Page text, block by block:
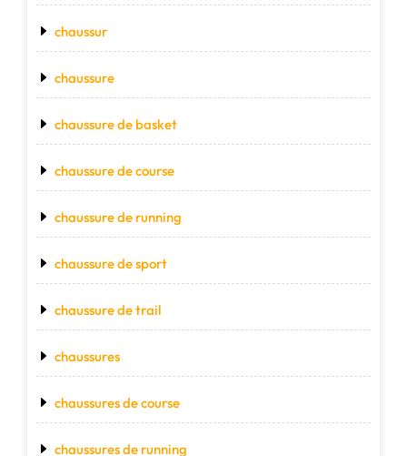
chaussur
chaussure
chaussure de basket
chaussure de course
chaussure de running
chaussure de sport
chaussure de trail
chaussures
chaussures de course
chaussures de running